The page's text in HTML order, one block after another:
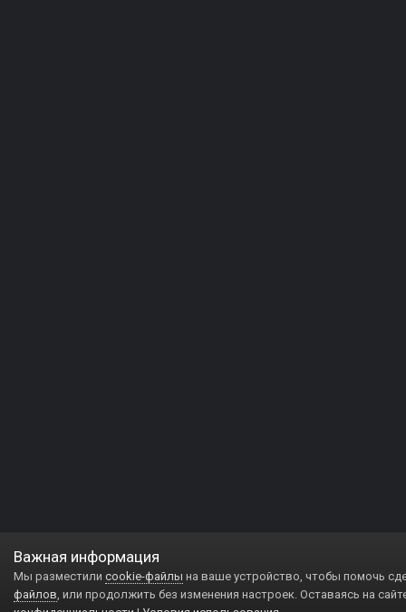
Важная информация
Мы разместили cookie-файлы на ваше устройство, чтобы помочь
файлов, или продолжить без изменения настроек. Оставаясь на